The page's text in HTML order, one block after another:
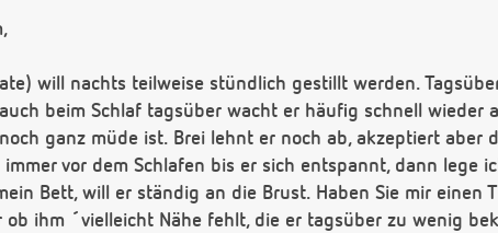
will nachts teilweise stündlich gestillt werden.
beim Schlaf tagsüber wacht er häufig schnell wieder
ganz müde ist. Brei lehnt er noch ab, akzeptiert aber
vor dem Schlafen bis er sich entspannt, dann lege
Bett, will er ständig an die Brust. Haben Sie mir einen
ob ihm ´vielleicht Nähe fehlt, die er tagsüber zu wenig